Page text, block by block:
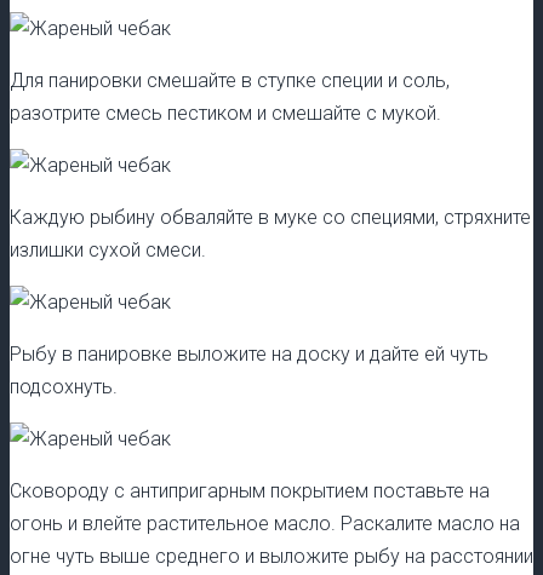
Для панировки смешайте в ступке специи и соль,
разотрите смесь пестиком и смешайте с мукой.
Каждую рыбину обваляйте в муке со специями, стряхните
излишки сухой смеси.
Рыбу в панировке выложите на доску и дайте ей чуть
подсохнуть.
Сковороду с антипригарным покрытием поставьте на
огонь и влейте растительное масло. Раскалите масло на
огне чуть выше среднего и выложите рыбу на расстоянии